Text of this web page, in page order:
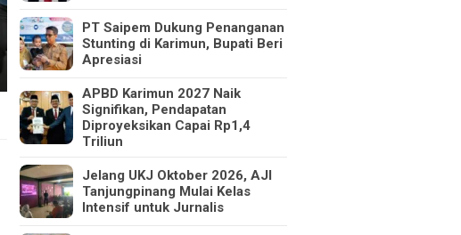
PT Saipem Dukung Penanganan
Stunting di Karimun, Bupati Beri
Apresiasi
APBD Karimun 2027 Naik
Signifikan, Pendapatan
Diproyeksikan Capai Rp1,4
Triliun
Jelang UKJ Oktober 2026, AJI
Tanjungpinang Mulai Kelas
Intensif untuk Jurnalis